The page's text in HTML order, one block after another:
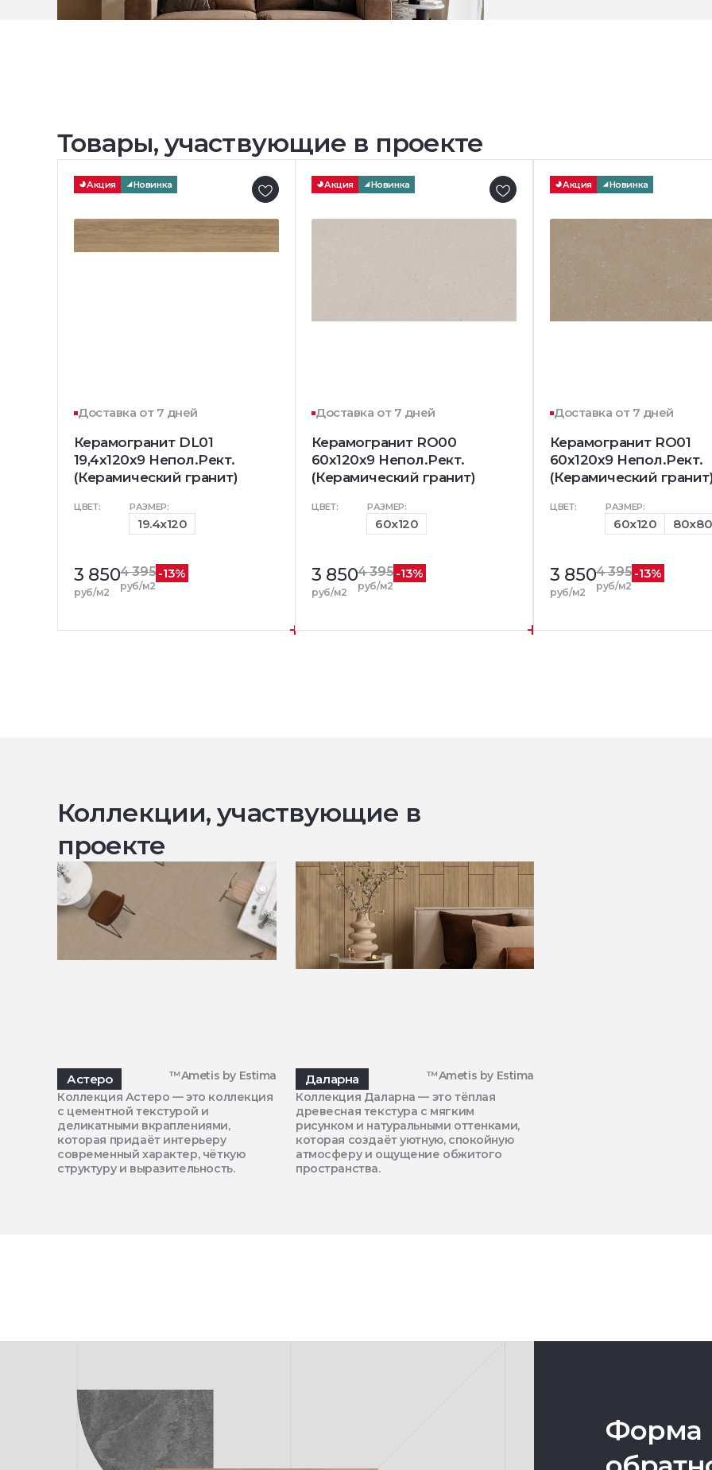
Товары, участвующие в проекте
Акция Новинка
Доставка от 7 дней
Керамогранит DL01
19,4х120х9 Непол.Рект.
(Керамический гранит)
ЦВЕТ: РАЗМЕР:
19.4x120
3 850
руб/м2
4 395
руб/м2
-13%
Акция Новинка
Доставка от 7 дней
Керамогранит RO00
60x120x9 Непол.Рект.
(Керамический гранит)
ЦВЕТ: РАЗМЕР:
60x120
3 850
руб/м2
4 395
руб/м2
-13%
Акция Новинка
Доставка от 7 дней
Керамогранит RO01
60x120x9 Непол.Рект.
(Керамический
ЦВЕТ: РАЗМЕР:
60x120 80x80
3 850
руб/м2
4 395
руб/м2
-13%
Коллекции, участвующие в
проекте
Астеро
™Ametis by Estima
Коллекция Астеро — это коллекция
с цементной текстурой и
деликатными вкраплениями,
которая придаёт интерьеру
современный характер, чёткую
структуру и выразительность.
Даларна
™Ametis by Estima
Коллекция Даларна — это тёплая
древесная текстура с мягким
рисунком и натуральными оттенками,
которая создаёт уютную, спокойную
атмосферу и ощущение обжитого
пространства.
Форма